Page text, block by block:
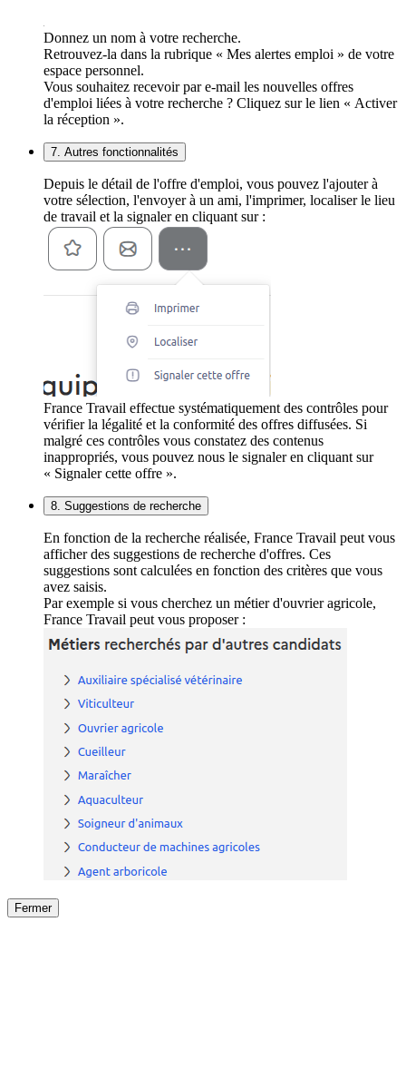
Donnez un nom à votre recherche.
Retrouvez-la dans la rubrique « Mes alertes emploi » de votre
espace personnel.
Vous souhaitez recevoir par e-mail les nouvelles offres
d'emploi liées à votre recherche ? Cliquez sur le lien « Activer
la réception ».
7. Autres fonctionnalités
Depuis le détail de l'offre d'emploi, vous pouvez l'ajouter à
votre sélection, l'envoyer à un ami, l'imprimer, localiser le lieu
de travail et la signaler en cliquant sur :
France Travail effectue systématiquement des contrôles pour
vérifier la légalité et la conformité des offres diffusées. Si
malgré ces contrôles vous constatez des contenus
inappropriés, vous pouvez nous le signaler en cliquant sur
« Signaler cette offre ».
8. Suggestions de recherche
En fonction de la recherche réalisée, France Travail peut vous
afficher des suggestions de recherche d'offres. Ces
suggestions sont calculées en fonction des critères que vous
avez saisis.
Par exemple si vous cherchez un métier d'ouvrier agricole,
France Travail peut vous proposer :
Fermer